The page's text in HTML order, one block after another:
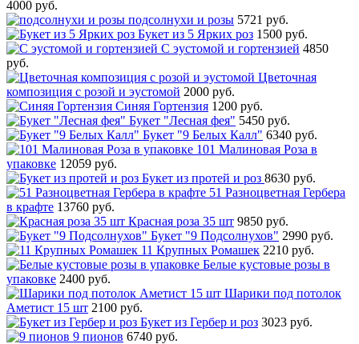
4000 руб.
подсолнухи и розы 5721 руб.
Букет из 5 Ярких роз 1500 руб.
С эустомой и гортензией 4850
руб.
Цветочная
композиция с розой и эустомой 2000 руб.
Синяя Гортензия 1200 руб.
Букет "Лесная фея" 5450 руб.
Букет "9 Белых Калл" 6340 руб.
101 Малиновая Роза в
упаковке 12059 руб.
Букет из протей и роз 8630 руб.
51 Разноцветная Гербера
в крафте 13760 руб.
Красная роза 35 шт 9850 руб.
Букет "9 Подсолнухов" 2990 руб.
11 Крупных Ромашек 2210 руб.
Белые кустовые розы в
упаковке 2400 руб.
Шарики под потолок
Аметист 15 шт 2100 руб.
Букет из Гербер и роз 3023 руб.
9 пионов 6740 руб.